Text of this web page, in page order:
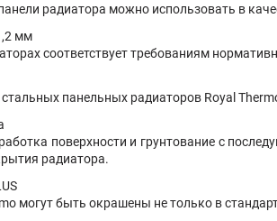
радиатора можно использовать в
мм
соответствует требованиям
панельных радиаторов Royal
поверхности и грунтование с
радиатора.
могут быть окрашены не только в